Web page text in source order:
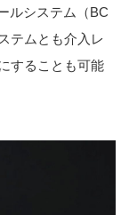
ルシステム（BC
テムとも介入レ
することも可能